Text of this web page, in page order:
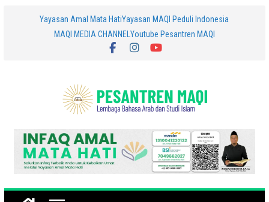
Yayasan Amal Mata HatiYayasan MAQI Peduli Indonesia
MAQI MEDIA CHANNEL Youtube Pesantren MAQI